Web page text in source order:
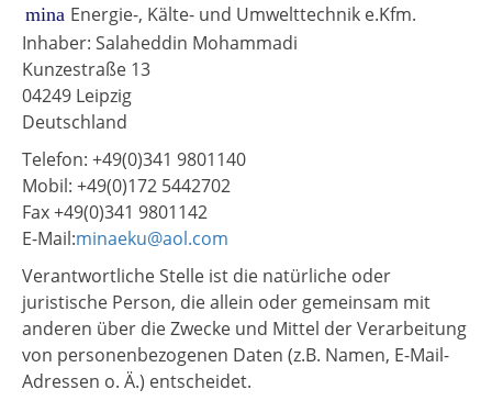
mina Energie-, Kälte- und Umwelttechnik e.Kfm.
Inhaber: Salaheddin Mohammadi
Kunzestraße 13
04249 Leipzig
Deutschland
Telefon: +49(0)341 9801140
Mobil: +49(0)172 5442702
Fax +49(0)341 9801142
E-Mail:minaeku@aol.com
Verantwortliche Stelle ist die natürliche oder
juristische Person, die allein oder gemeinsam mit
anderen über die Zwecke und Mittel der Verarbeitung
von personenbezogenen Daten (z.B. Namen, E-Mail-
Adressen o. Ä.) entscheidet.